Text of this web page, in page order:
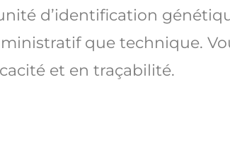
d’identification
que technique.
et en traçabilité.